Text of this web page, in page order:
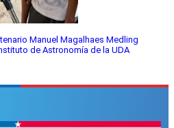
Manuel Magalhaes Medling
de Astronomía de la UDA